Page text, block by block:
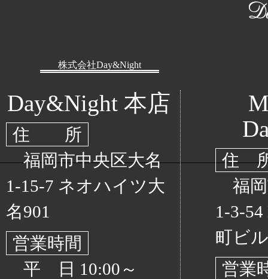
株式会社Day&Night
Day&Night 本店
住 所
福岡市中央区大名
1-15-7 ネオハイツ大
名901
営業時間
平 日 10:00～
住
福岡
1-3-
町ビ
営業